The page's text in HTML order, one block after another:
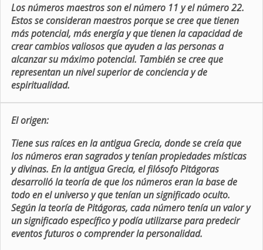
Los números maestros son el número 11 y el número 22.
Estos se consideran maestros porque se cree que tienen
más potencial, más energía y que tienen la capacidad de
crear cambios valiosos que ayuden a las personas a
alcanzar su máximo potencial. También se cree que
representan un nivel superior de conciencia y de
espiritualidad.
El origen:
Tiene sus raíces en la antigua Grecia, donde se creía que
los números eran sagrados y tenían propiedades místicas
y divinas. En la antigua Grecia, el filósofo Pitágoras
desarrolló la teoría de que los números eran la base de
todo en el universo y que tenían un significado oculto.
Según la teoría de Pitágoras, cada número tenía un valor y
un significado específico y podía utilizarse para predecir
eventos futuros o comprender la personalidad.